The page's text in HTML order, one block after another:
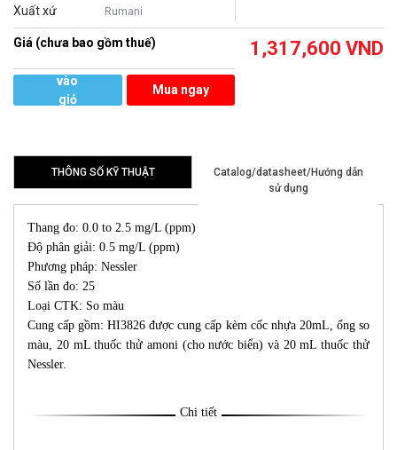
Xuất xứ Rumani
Giá (chưa bao gồm thuế) 1,317,600 VND
vào
giỏ
Mua ngay
THÔNG SỐ KỸ THUẬT
Catalog/datasheet/Hướng dẫn
sử dụng
Thang đo: 0.0 to 2.5 mg/L (ppm)
Độ phân giải: 0.5 mg/L (ppm)
Phương pháp: Nessler
Số lần đo: 25
Loại CTK: So màu
Cung cấp gồm: HI3826 được cung cấp kèm cốc nhựa 20mL, ống so
màu, 20 mL thuốc thử amoni (cho nước biển) và 20 mL thuốc thử
Nessler.
Chi tiết